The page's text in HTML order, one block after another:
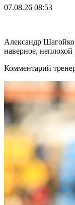
07.08.26 08:53
Александр
наверное, неплохой
Комментарий